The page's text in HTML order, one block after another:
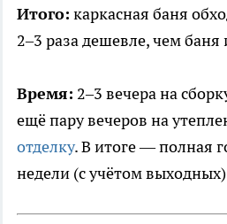
Итого: каркасная баня
2–3 раза дешевле, чем баня
Время: 2–3 вечера на
ещё пару вечеров на
отделку. В итоге — полная
недели (с учётом